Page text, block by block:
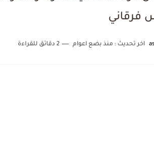
فرقاني
اخر تحديث : منذ بضع اعوام 2 دقائق للقراءة